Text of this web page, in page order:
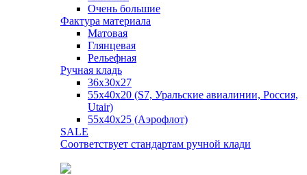
Очень большие
Фактура материала
Матовая
Глянцевая
Рельефная
Ручная кладь
36х30x27
55х40х20 (S7, Уральские авиалинии, Россия,
Utair)
55х40х25 (Аэрофлот)
SALE
Соответствует стандартам ручной клади